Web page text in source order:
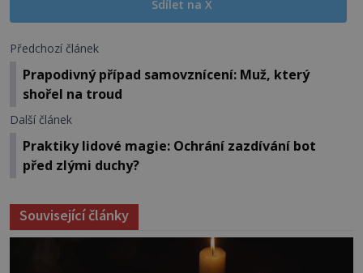
Sdílet na X
Předchozí článek
Prapodivný případ samovznícení: Muž, který
shořel na troud
Další článek
Praktiky lidové magie: Ochrání zazdívání bot
před zlými duchy?
Související články